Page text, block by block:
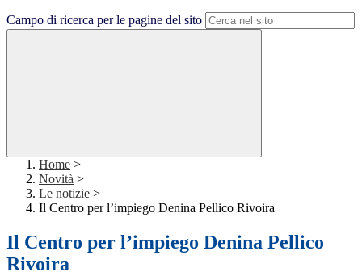
Campo di ricerca per le pagine del sito
Home >
Novità >
Le notizie >
Il Centro per l’impiego Denina Pellico Rivoira
Il Centro per l’impiego Denina Pellico
Rivoira